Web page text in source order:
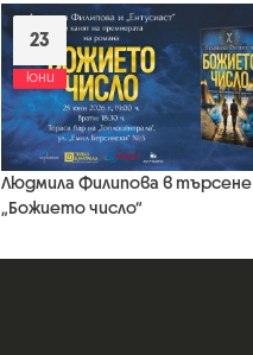
23
юни
Людмила Филипова в търсене
„Божието число“